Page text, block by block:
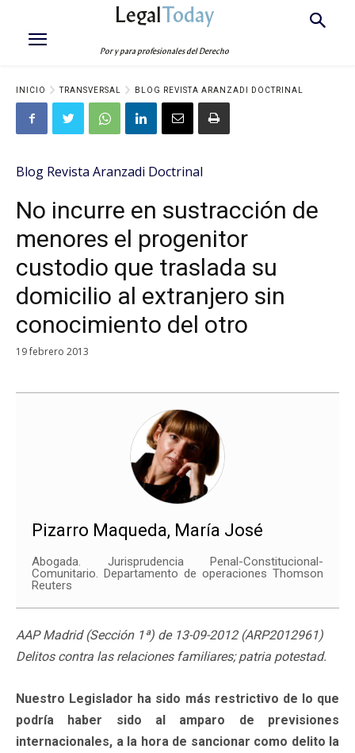
LegalToday
Por y para profesionales del Derecho
INICIO TRANSVERSAL BLOG REVISTA ARANZADI DOCTRINAL
Blog Revista Aranzadi Doctrinal
No incurre en sustracción de
menores el progenitor
custodio que traslada su
domicilio al extranjero sin
conocimiento del otro
19 febrero 2013
Pizarro Maqueda, María José
Abogada. Jurisprudencia Penal-Constitucional-
Comunitario. Departamento de operaciones Thomson
Reuters
AAP Madrid (Sección 1ª) de 13-09-2012 (ARP2012961)
Delitos contra las relaciones familiares; patria potestad.
Nuestro Legislador ha sido más restrictivo de lo que
podría haber sido al amparo de previsiones
internacionales, a la hora de sancionar como delito la